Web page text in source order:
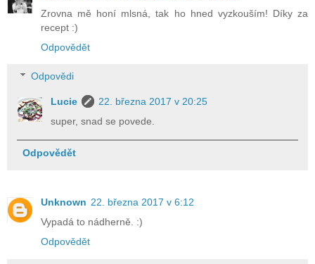
Zrovna mě honí mlsná, tak ho hned vyzkouším! Díky za
recept :)
Odpovědět
Odpovědi
Lucie
22. března 2017 v 20:25
super, snad se povede.
Odpovědět
Unknown 22. března 2017 v 6:12
Vypadá to nádherně. :)
Odpovědět